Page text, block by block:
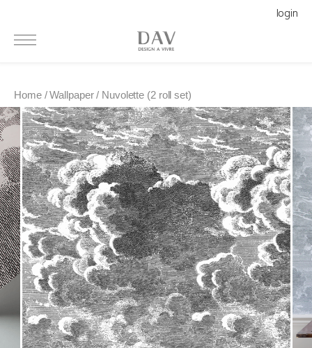
login
Home / Wallpaper / Nuvolette (2 roll set)